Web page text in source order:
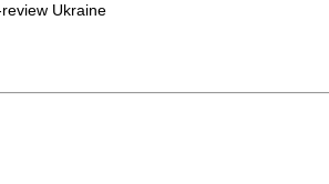
Ukraine